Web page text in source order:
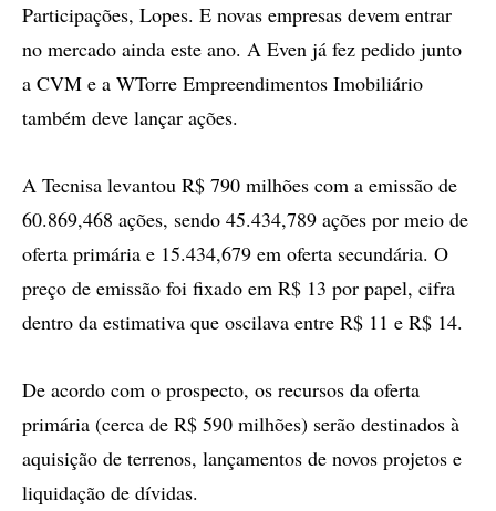
Participações, Lopes. E novas empresas devem entrar
no mercado ainda este ano. A Even já fez pedido junto
a CVM e a WTorre Empreendimentos Imobiliário
também deve lançar ações.
A Tecnisa levantou R$ 790 milhões com a emissão de
60.869,468 ações, sendo 45.434,789 ações por meio de
oferta primária e 15.434,679 em oferta secundária. O
preço de emissão foi fixado em R$ 13 por papel, cifra
dentro da estimativa que oscilava entre R$ 11 e R$ 14.
De acordo com o prospecto, os recursos da oferta
primária (cerca de R$ 590 milhões) serão destinados à
aquisição de terrenos, lançamentos de novos projetos e
liquidação de dívidas.